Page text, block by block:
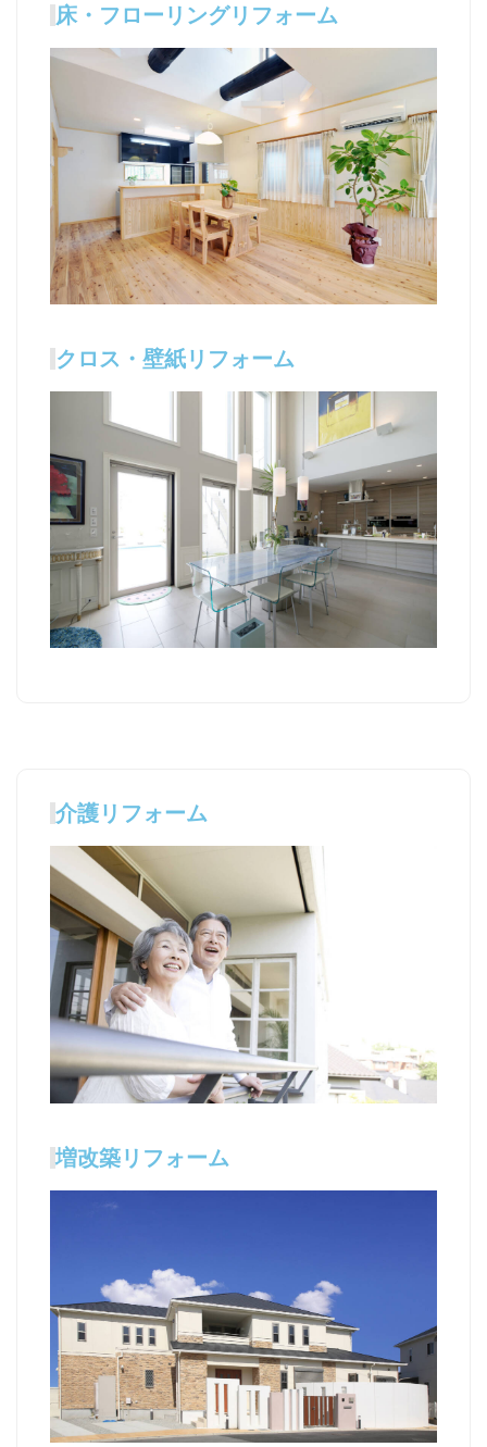
床・フローリングリフォーム
クロス・壁紙リフォーム
介護リフォーム
増改築リフォーム